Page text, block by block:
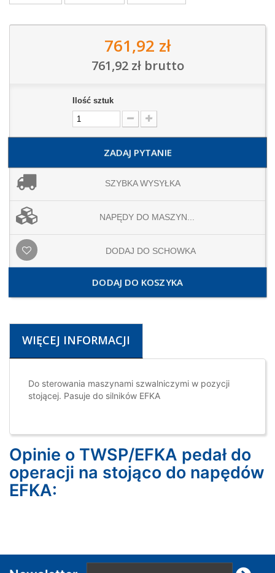
761,92 zł
761,92 złbrutto
Ilość sztuk
ZADAJ PYTANIE
SZYBKA WYSYŁKA
NAPĘDY DO MASZYN...
DODAJ DO SCHOWKA
DODAJ DO KOSZYKA
WIĘCEJ INFORMACJI
Do sterowania maszynami szwalniczymi w pozycji
stojącej. Pasuje do silników EFKA
Opinie o TWSP/EFKA pedał do
operacji na stojąco do napędów
EFKA: